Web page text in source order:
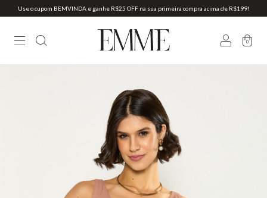
Use o cupom BEMVINDA e ganhe R$25 OFF na sua primeira compra acima de R$199!
0